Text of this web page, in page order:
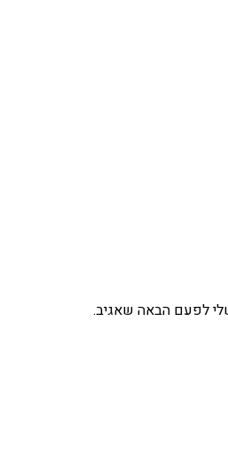
לפעם הבאה שאגיב.